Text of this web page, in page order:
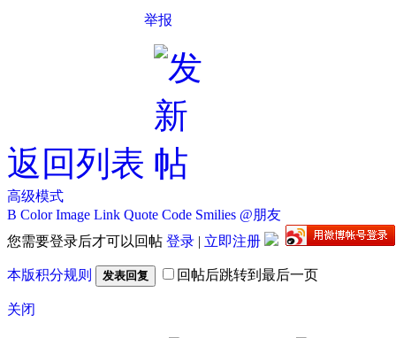
举报
返回列表
高级模式
B Color Image Link Quote Code Smilies @朋友
您需要登录后才可以回帖 登录 | 立即注册
本版积分规则 发表回复 回帖后跳转到最后一页
关闭